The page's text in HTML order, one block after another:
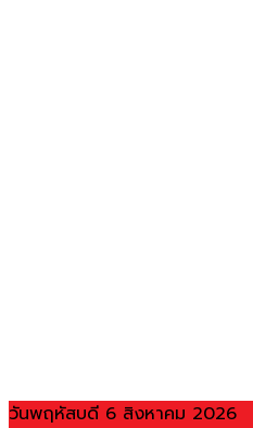
วันพฤหัสบดี 6 สิงหาคม 2026